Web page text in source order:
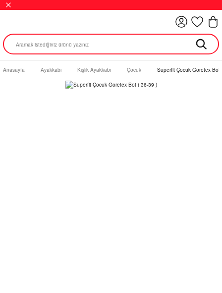
Anasayfa Ayakkabı Kışlık Ayakkabı Çocuk Superfit Çocuk Goretex Bot